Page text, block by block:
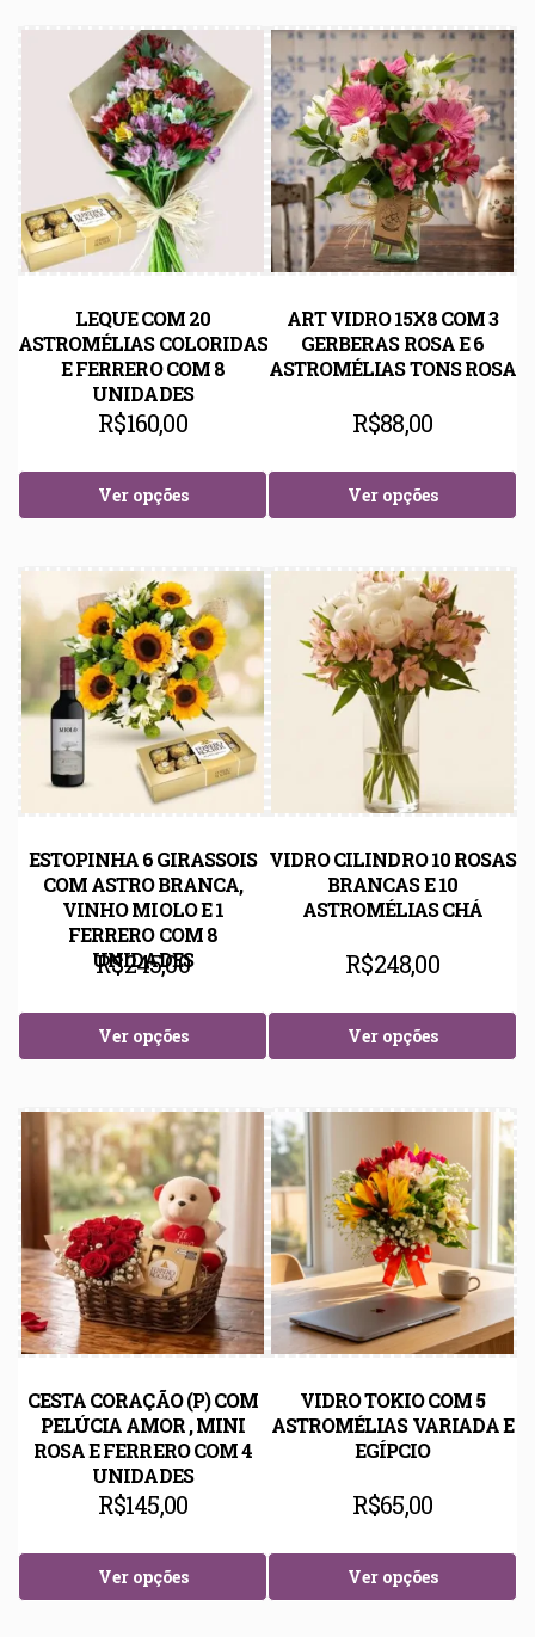
LEQUE COM 20
ASTROMÉLIAS COLORIDAS
E FERRERO COM 8
UNIDADES
R$160,00
Ver opções
ART VIDRO 15X8 COM 3
GERBERAS ROSA E 6
ASTROMÉLIAS TONS ROSA
R$88,00
Ver opções
ESTOPINHA 6 GIRASSOIS
COM ASTRO BRANCA,
VINHO MIOLO E 1
FERRERO COM 8
UNIDADES
R$245,00
Ver opções
VIDRO CILINDRO 10 ROSAS
BRANCAS E 10
ASTROMÉLIAS CHÁ
R$248,00
Ver opções
CESTA CORAÇÃO (P) COM
PELÚCIA AMOR , MINI
ROSA E FERRERO COM 4
UNIDADES
R$145,00
Ver opções
VIDRO TOKIO COM 5
ASTROMÉLIAS VARIADA E
EGÍPCIO
R$65,00
Ver opções